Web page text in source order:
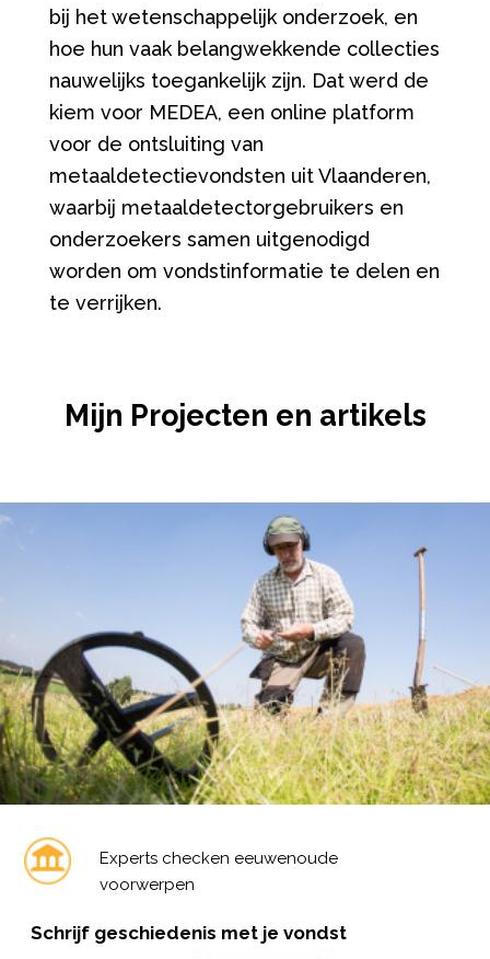
bij het wetenschappelijk onderzoek, en
hoe hun vaak belangwekkende collecties
nauwelijks toegankelijk zijn. Dat werd de
kiem voor MEDEA, een online platform
voor de ontsluiting van
metaaldetectievondsten uit Vlaanderen,
waarbij metaaldetectorgebruikers en
onderzoekers samen uitgenodigd
worden om vondstinformatie te delen en
te verrijken.
Mijn Projecten en artikels
Experts checken eeuwenoude
voorwerpen
Schrijf geschiedenis met je vondst